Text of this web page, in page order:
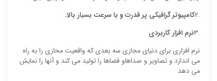
.2 كامپيوتر گرافيكي پر قدرت و با سرعت بسيار بالا.
.3 نرم افزار كاربردي
نرم افزاري براي دنياي مجازي سه بعدي كه واقعيت محازي را به راه
مي اندازد و تصاوير و صداهاو فضاها را توليد مي كند و آنها را نمايش
مي دهد